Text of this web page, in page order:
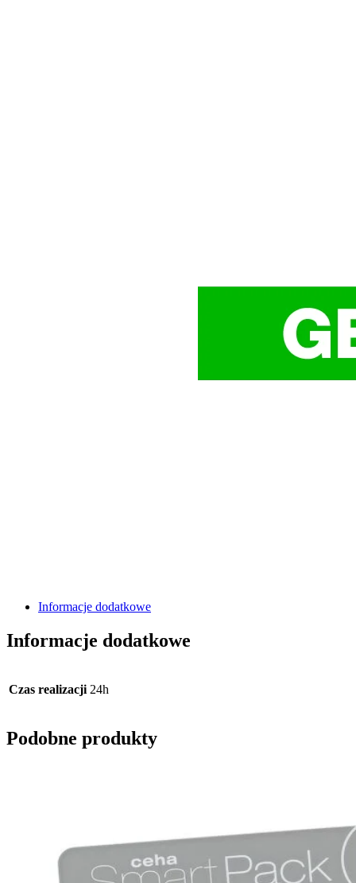
Informacje dodatkowe
Informacje dodatkowe
Czas realizacji 24h
Podobne produkty